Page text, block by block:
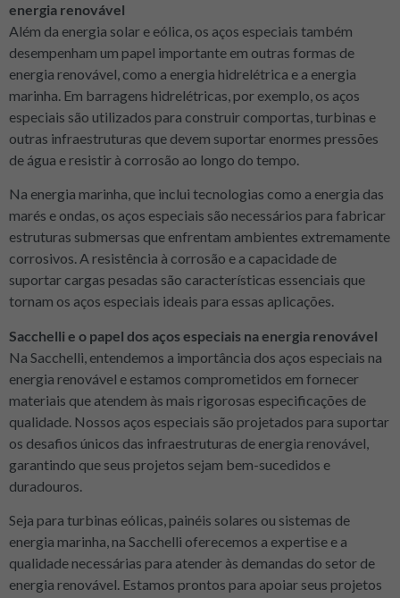
energia renovável
Além da energia solar e eólica, os aços especiais também
desempenham um papel importante em outras formas de
energia renovável, como a energia hidrelétrica e a energia
marinha. Em barragens hidrelétricas, por exemplo, os aços
especiais são utilizados para construir comportas, turbinas e
outras infraestruturas que devem suportar enormes pressões
de água e resistir à corrosão ao longo do tempo.
Na energia marinha, que inclui tecnologias como a energia das
marés e ondas, os aços especiais são necessários para fabricar
estruturas submersas que enfrentam ambientes extremamente
corrosivos. A resistência à corrosão e a capacidade de
suportar cargas pesadas são características essenciais que
tornam os aços especiais ideais para essas aplicações.
Sacchelli e o papel dos aços especiais na energia renovável
Na Sacchelli, entendemos a importância dos aços especiais na
energia renovável e estamos comprometidos em fornecer
materiais que atendem às mais rigorosas especificações de
qualidade. Nossos aços especiais são projetados para suportar
os desafios únicos das infraestruturas de energia renovável,
garantindo que seus projetos sejam bem-sucedidos e
duradouros.
Seja para turbinas eólicas, painéis solares ou sistemas de
energia marinha, na Sacchelli oferecemos a expertise e a
qualidade necessárias para atender às demandas do setor de
energia renovável. Estamos prontos para apoiar seus projetos